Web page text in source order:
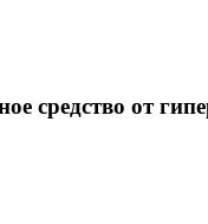
средство от